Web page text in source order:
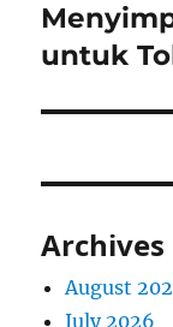
post:
untuk
Archives
August
July 2026